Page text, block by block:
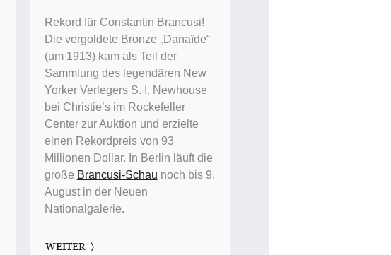
Rekord für Constantin Brancusi!
Die vergoldete Bronze „Danaïde“
(um 1913) kam als Teil der
Sammlung des legendären New
Yorker Verlegers S. I. Newhouse
bei Christie’s im Rockefeller
Center zur Auktion und erzielte
einen Rekordpreis von 93
Millionen Dollar. In Berlin läuft die
große Brancusi-Schau noch bis 9.
August in der Neuen
Nationalgalerie.
WEITER